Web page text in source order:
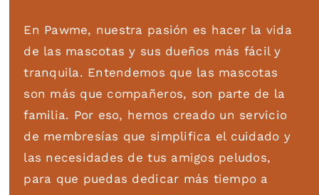
En Pawme, nuestra pasión es hacer la vida
de las mascotas y sus dueños más fácil y
tranquila. Entendemos que las mascotas
son más que compañeros, son parte de la
familia. Por eso, hemos creado un servicio
de membresías que simplifica el cuidado y
las necesidades de tus amigos peludos,
para que puedas dedicar más tiempo a